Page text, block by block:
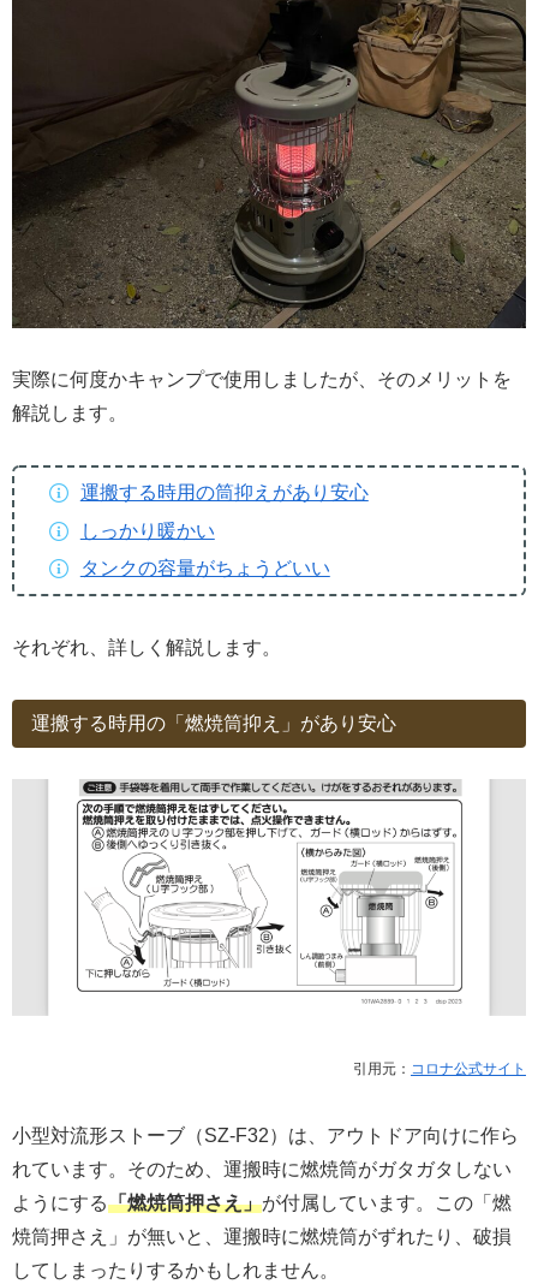
実際に何度かキャンプで使用しましたが、そのメリットを
解説します。
運搬する時用の筒抑えがあり安心
しっかり暖かい
タンクの容量がちょうどいい
それぞれ、詳しく解説します。
運搬する時用の「燃焼筒抑え」があり安心
引用元： コロナ公式サイト
小型対流形ストーブ（SZ-F32）は、アウトドア向けに作ら
れています。そのため、運搬時に燃焼筒がガタガタしない
ようにする「燃焼筒押さえ」が付属しています。この「燃
焼筒押さえ」が無いと、運搬時に燃焼筒がずれたり、破損
してしまったりするかもしれません。